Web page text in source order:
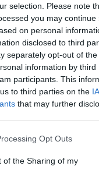
selection. Please note
you may continue
on personal
disclosed to third
separately opt-out of
information by third
participants. This
to third parties on the
that may further
Opt Outs
of the Sharing of my